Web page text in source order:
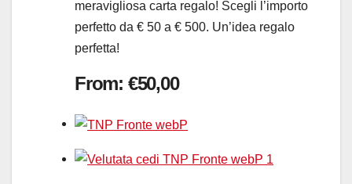
meravigliosa carta regalo! Scegli l’importo
perfetto da € 50 a € 500. Un’idea regalo
perfetta!
From: €50,00